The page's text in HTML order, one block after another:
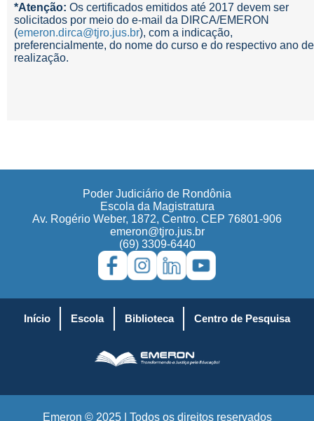
*Atenção: Os certificados emitidos até 2017 devem ser
solicitados por meio do e-mail da DIRCA/EMERON
(emeron.dirca@tjro.jus.br), com a indicação,
preferencialmente, do nome do curso e do respectivo ano de
realização.
Poder Judiciário de Rondônia
Escola da Magistratura
Av. Rogério Weber, 1872, Centro. CEP 76801-906
emeron@tjro.jus.br
(69) 3309-6440
Início Escola Biblioteca Centro de Pesquisa
Emeron © 2025 | Todos os direitos reservados